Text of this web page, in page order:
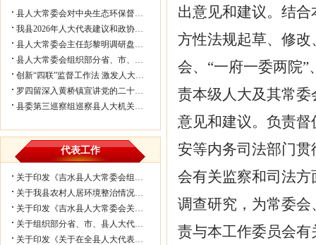
县人大常委会对中央生态环保督察反馈...
我县2026年人大代表建议和政协委员提...
县人大常委会主任彭黎明调研盘谷镇乡...
县人大常委会组织部分省、市、县人大代...
创新“四联”监督工作法 激发人大履职...
罗四留深入黄桥镇宣讲党的二十届四中...
县委第三巡察组巡察县人大机关情况反...
代表工作
关于印发《吉水县人大常委会组织部分...
关于我县农村人居环境整治情况的视察...
关于印发《吉水县人大常委会关于进一...
关于组织部分省、市、县人大代表视察我...
关于印发《关于在全县人大代表中开展...
出意见和建议。结
方性法规起草、修
会、“一府一委两院
责本级人大及其常
意见和建议。负责
安等内务司法部门
会有关监察和司法
调查研究，为常委
责与本工作委员会